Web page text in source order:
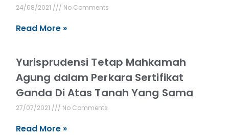
24/08/2021 No Comments
Read More »
Yurisprudensi Tetap Mahkamah
Agung dalam Perkara Sertifikat
Ganda Di Atas Tanah Yang Sama
27/07/2021 No Comments
Read More »